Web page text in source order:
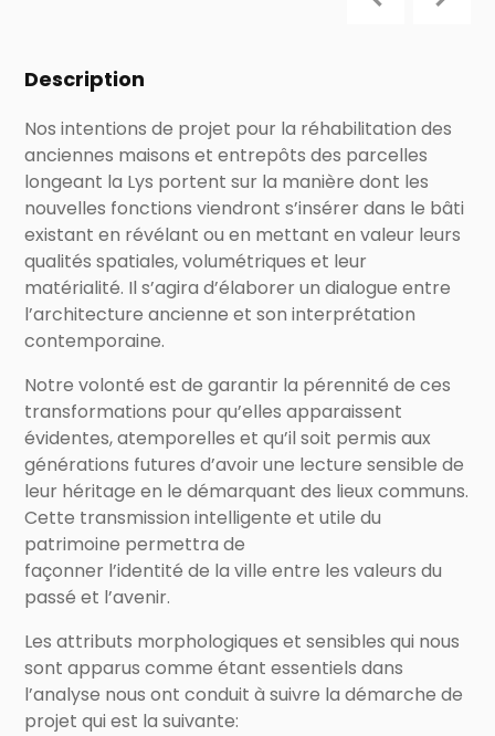
Description
Nos intentions de projet pour la réhabilitation des
anciennes maisons et entrepôts des parcelles
longeant la Lys portent sur la manière dont les
nouvelles fonctions viendront s’insérer dans le bâti
existant en révélant ou en mettant en valeur leurs
qualités spatiales, volumétriques et leur
matérialité. Il s’agira d’élaborer un dialogue entre
l’architecture ancienne et son interprétation
contemporaine.
Notre volonté est de garantir la pérennité de ces
transformations pour qu’elles apparaissent
évidentes, atemporelles et qu’il soit permis aux
générations futures d’avoir une lecture sensible de
leur héritage en le démarquant des lieux communs.
Cette transmission intelligente et utile du
patrimoine permettra de
façonner l’identité de la ville entre les valeurs du
passé et l’avenir.
Les attributs morphologiques et sensibles qui nous
sont apparus comme étant essentiels dans
l’analyse nous ont conduit à suivre la démarche de
projet qui est la suivante: